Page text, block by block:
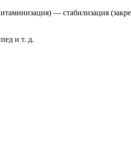
— стабилизация
и т. д.